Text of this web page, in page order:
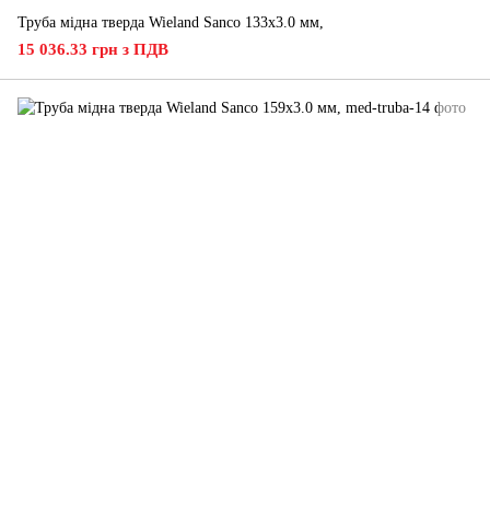
Труба мідна тверда Wieland Sanco 133х3.0 мм,
15 036.33 грн з ПДВ